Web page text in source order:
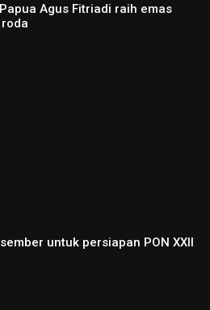
Agus Fitriadi raih emas
untuk persiapan PON XXII